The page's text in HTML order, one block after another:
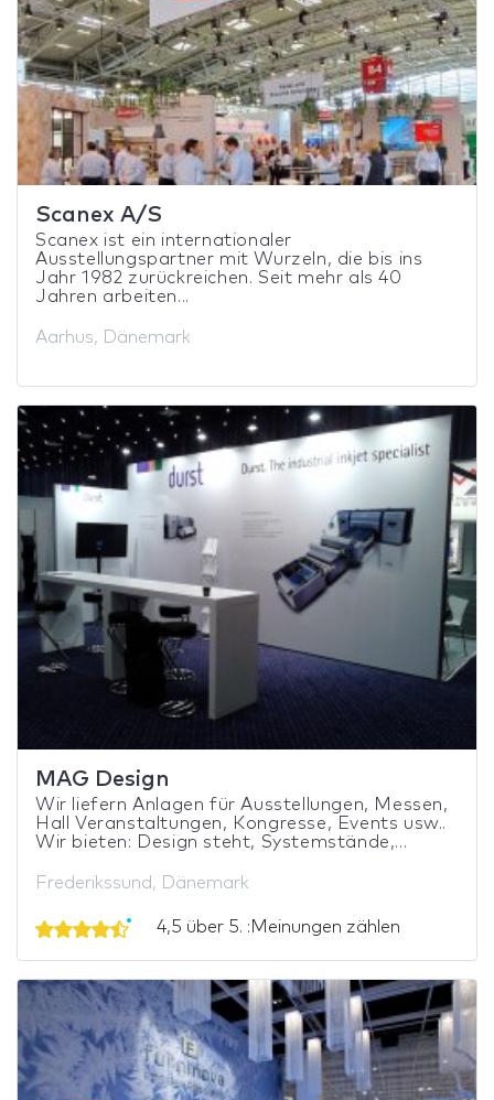
Scanex A/S
Scanex ist ein internationaler
Ausstellungspartner mit Wurzeln, die bis ins
Jahr 1982 zurückreichen. Seit mehr als 40
Jahren arbeiten...
Aarhus, Dänemark
MAG Design
Wir liefern Anlagen für Ausstellungen, Messen,
Hall Veranstaltungen, Kongresse, Events usw..
Wir bieten: Design steht, Systemstände,...
Frederikssund, Dänemark
4,5 über 5. :Meinungen zählen